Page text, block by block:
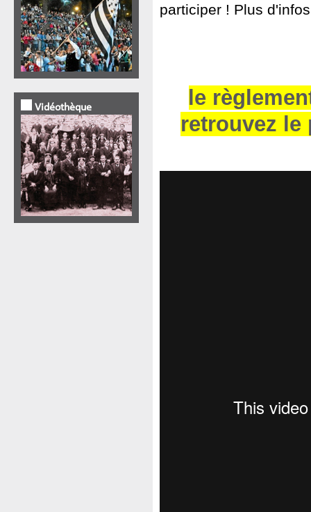
Vidéothèque
participer ! Plus
le
retrouvez le